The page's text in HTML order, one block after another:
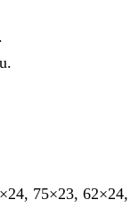
75×23, 62×24,